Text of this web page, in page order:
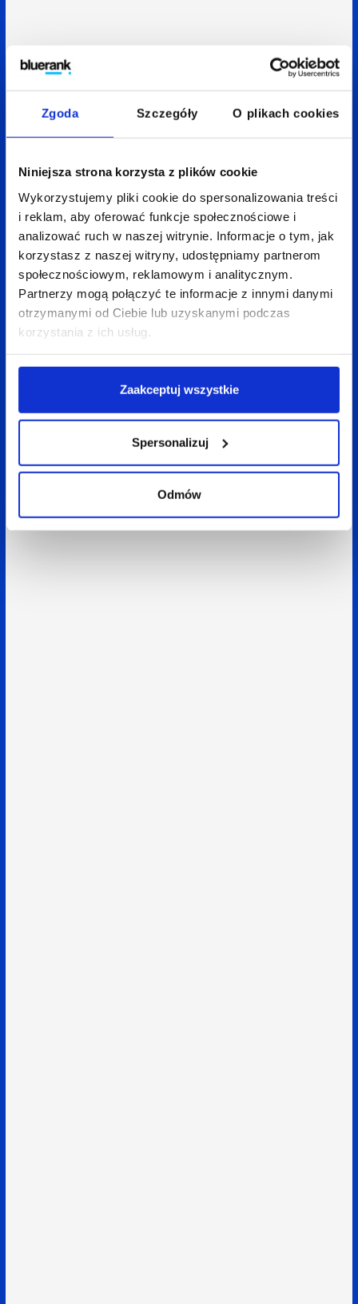
Zgoda Szczegóły O plikach cookies
Niniejsza strona korzysta z plików cookie
Wykorzystujemy pliki cookie do spersonalizowania treści
i reklam, aby oferować funkcje społecznościowe i
analizować ruch w naszej witrynie. Informacje o tym, jak
korzystasz z naszej witryny, udostępniamy partnerom
społecznościowym, reklamowym i analitycznym.
Partnerzy mogą połączyć te informacje z innymi danymi
otrzymanymi od Ciebie lub uzyskanymi podczas
korzystania z ich usług.
Zaakceptuj wszystkie
Spersonalizuj
Odmów